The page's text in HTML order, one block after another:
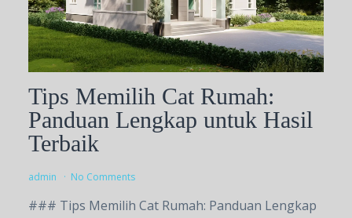
Tips Memilih Cat Rumah:
Panduan Lengkap untuk Hasil
Terbaik
admin No Comments
### Tips Memilih Cat Rumah: Panduan Lengkap